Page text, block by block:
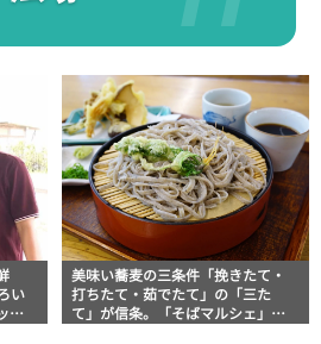
い
プ
美味い蕎麦の三条件「挽きたて・
打ちたて・茹でたて」の「三た
て」が信条。「そばマルシェ」ほ